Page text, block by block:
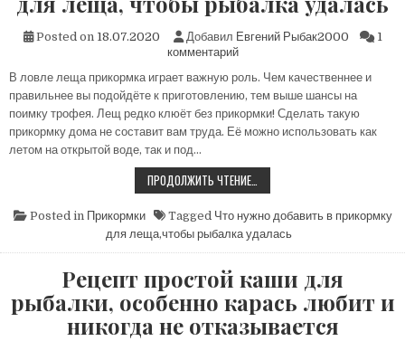
рыбой
ЛОВИТ
ВСЕГДА
Posted on 18.07.2020 Добавил Евгений Рыбак2000
1
комментарийк
Что
нужно
добавить
в
леща,
чтобы
удалась
В ловле леща прикормка играет важную роль. Чем качественнее и
правильнее вы подойдёте к приготовлению, тем выше шансы на
поимку трофея. Лещ редко клюёт без прикормки! Сделать такую
прикормку дома не составит вам труда. Её можно использовать как
летом на открытой воде, так и под…
ПРОДОЛЖИТЬ ЧТЕНИЕ…
НУЖНО
В
ПРИКОРМКУ
ДЛЯ
ЛЕЩА,
РЫБАЛКА
УДАЛАСЬ
Posted in Прикормки Tagged Что нужно добавить в прикормку
для леща,чтобы рыбалка удалась
Рецепт простой каши для
рыбалки, особенно карась любит и
никогда не отказывается